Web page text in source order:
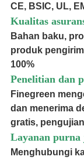
CE, BSIC, UL,
Kualitas
Bahan baku,
produk
100%
Penelitian dan
Finegreen
dan menerima
gratis,
Layanan purna
Menghubungi